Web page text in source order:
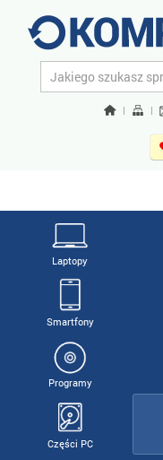
| |
Laptopy
Smartfony
Programy
Części PC